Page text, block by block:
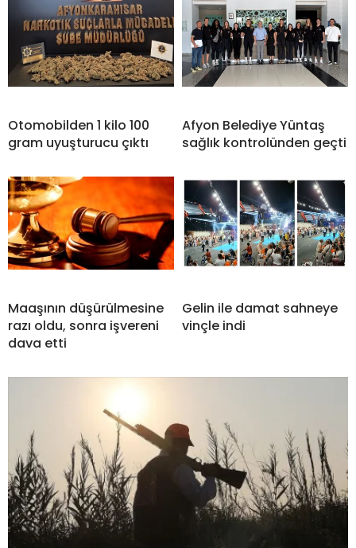
Otomobilden 1 kilo 100
gram uyuşturucu çıktı
Afyon Belediye Yüntaş
sağlık kontrolünden geçti
Maaşının düşürülmesine
razı oldu, sonra işvereni
dava etti
Gelin ile damat sahneye
vinçle indi